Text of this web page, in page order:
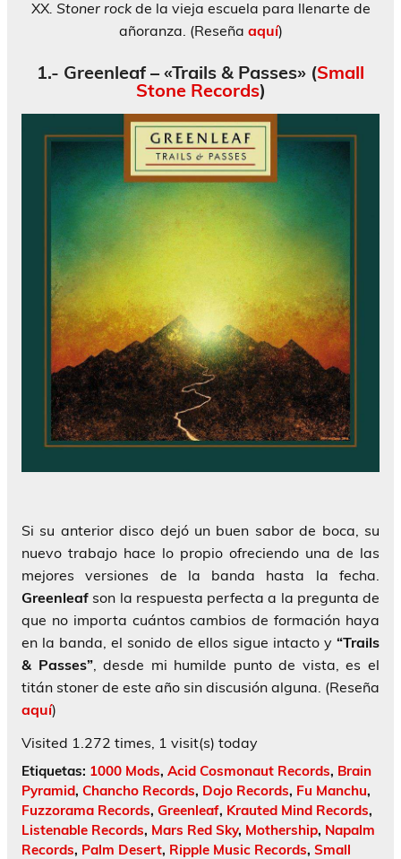
XX. Stoner rockde la vieja escuela para llenarte de
añoranza. (Reseña aquí)
1.- Greenleaf – «Trails & Passes» (Small
Stone Records)
Si su anterior disco dejó un buen sabor de boca, su
nuevo trabajo hace lo propio ofreciendo una de las
mejores versiones de la banda hasta la fecha.
Greenleaf son la respuesta perfecta a la pregunta de
que no importa cuántos cambios de formación haya
en la banda, el sonido de ellos sigue intacto y “Trails
& Passes”, desde mi humilde punto de vista, es el
titán stoner de este año sin discusión alguna. (Reseña
aquí)
Visited 1.272 times, 1 visit(s) today
Etiquetas: 1000 Mods, Acid Cosmonaut Records, Brain
Pyramid, Chancho Records, Dojo Records, Fu Manchu,
Fuzzorama Records, Greenleaf, Krauted Mind Records,
Listenable Records, Mars Red Sky, Mothership, Napalm
Records, Palm Desert, Ripple Music Records, Small